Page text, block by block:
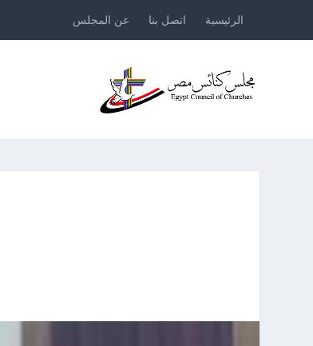
الرئيسية اتصل بنا عن المجلس